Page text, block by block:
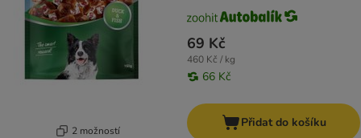
2 možností
69 Kč
460 Kč / kg
66 Kč
Přidat do košíku